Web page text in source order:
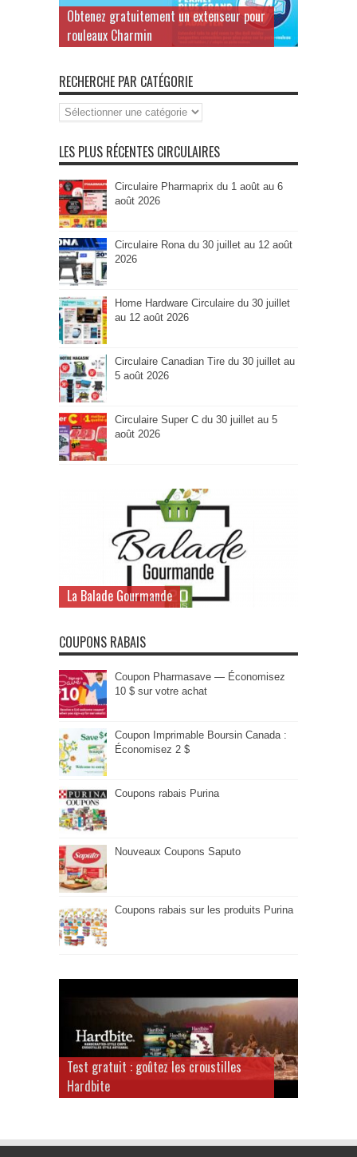
Obtenez gratuitement un extenseur pour
rouleaux Charmin
RECHERCHE PAR CATÉGORIE
Recherche
par
LES PLUS RÉCENTES CIRCULAIRES
Circulaire Pharmaprix du 1 août au 6
août 2026
Circulaire Rona du 30 juillet au 12 août
2026
Home Hardware Circulaire du 30 juillet
au 12 août 2026
Circulaire Canadian Tire du 30 juillet au
5 août 2026
Circulaire Super C du 30 juillet au 5
août 2026
La Balade Gourmande
COUPONS RABAIS
Coupon Pharmasave — Économisez
10 $ sur votre achat
Coupon Imprimable Boursin Canada :
Économisez 2 $
Coupons rabais Purina
Nouveaux Coupons Saputo
Coupons rabais sur les produits Purina
Test gratuit : goûtez les croustilles
Hardbite